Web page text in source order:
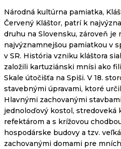
Národná kultúrna pamiatka,
Červený Kláštor, patrí k
druhu na Slovensku, zároveň je
najvýznamnejšou pamiatkou v
v SR. História vzniku kláštora
založili kartuziánski mnísi ako
Skale útočišťa na Spiši. V 18.
stavebnými úpravami, ktoré
Hlavnými zachovanými
jednoloďový kostol, stredoveká
refektárom a s krížovou
hospodárske budovy a tzv.
zachovanými domami pre